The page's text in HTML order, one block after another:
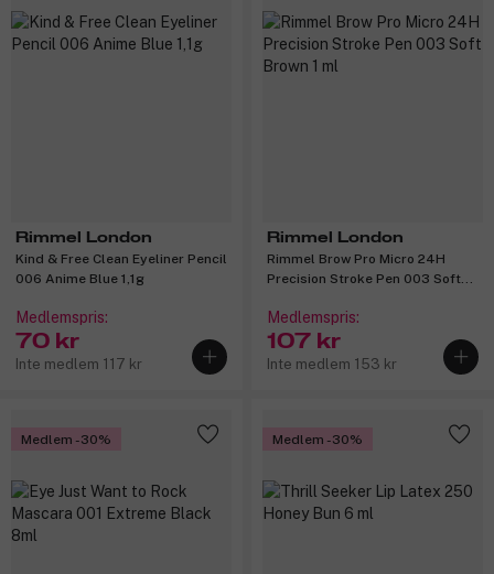
Rimmel London
Kind & Free Clean Eyeliner Pencil
006 Anime Blue 1,1g
Medlemspris:
70 kr
Inte medlem 117 kr
Rimmel London
Rimmel Brow Pro Micro 24H
Precision Stroke Pen 003 Soft
Medlemspris:
107 kr
Inte medlem 153 kr
Medlem -30% Medlem -30%